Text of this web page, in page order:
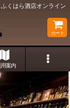
くはら酒店オンライン
カート
用案内